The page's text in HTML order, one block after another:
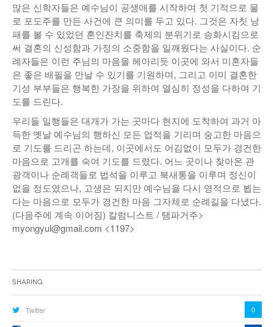
많은 신학자들은 예수님이 공생애를 시작하여 첫 기적으로 물
로 포도주를 만든 사건에 큰 의미를 두고 있다. 그것은 자칫 낭
패를 볼 수 있었던 혼인잔치를 축제의 분위기로 승화시킴으로
써 결혼의 신성함과 가정의 소중함을 일깨웠다는 사실이다. 순
례자들은 이런 주님의 마음을 헤아리듯 이곳에 와서 미혼자들
은 좋은 배필을 만날 수 있기를 기원하며, 그리고 이미 결혼한
기성 부부들은 행복한 가장을 위하여 열심히 정성을 다하여 기
도를 드린다.
우리들 일행들은 대개가 가는 곳마다 현지에 도착하여 과거 아
득한 옛날 예수님의 행하신 모든 업적을 기리며 숭고한 마음으
로 기도를 드리곤 하는데, 이곳에서도 어김없이 모두가 경건한
마음으로 고개를 숙여 기도를 드렸다. 어느 곳이나 찾아온 관
광객이나 순례객들로 법석을 이루고 북새통을 이루며 정신이
없을 정도였으나, 고생은 되지만 예수님을 다시 영적으로 뵙는
다는 마음으로 모두가 경건한 마음 그자체로 순례길을 다녔다.
(다음주에 계속 이어짐) 칼럼니스트 / 탬파거주>
myongyul@gmail.com <1197>
Sharing
Twitter 0